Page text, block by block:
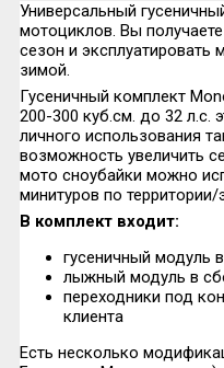
Универсальный
мотоциклов. Вы
сезон и эксплуатировать
зимой.
Гусеничный комплект
200-300 куб.см. до 32 л.с.
личного использования
возможность увеличить
мото сноубайки можно
минитуров по территории/
В комплект входит:
гусеничный модуль
лыжный модуль в
переходники под
клиента
Есть несколько